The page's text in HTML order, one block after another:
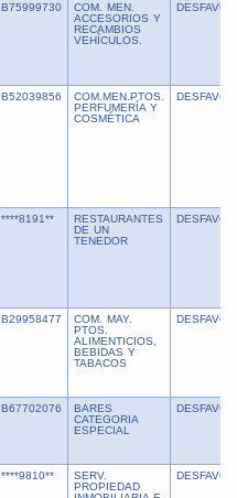
B75999730
COM. MEN.
ACCESORIOS Y
RECAMBIOS
VEHÍCULOS.
B52039856
COM.MEN.PTOS.
PERFUMERÍA Y
COSMÉTICA
****8191**
RESTAURANTES
DE UN
TENEDOR
B29958477
COM. MAY.
PTOS.
ALIMENTICIOS,
BEBIDAS Y
TABACOS
B67702076
BARES
CATEGORIA
ESPECIAL
****9810**
SERV.
PROPIEDAD